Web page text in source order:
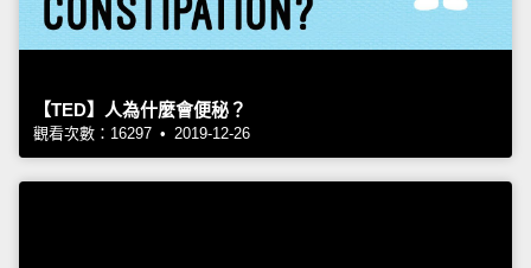
【TED】人為什麼會便秘？
觀看次數：16297 • 2019-12-26